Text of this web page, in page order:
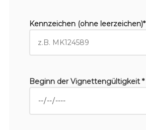
Kennzeichen (ohne leerzeichen)*
Beginn der Vignettengültigkeit *